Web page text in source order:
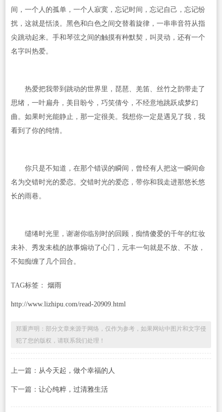
间，一个人的孤单，一个人寂寞，忘记时间，忘记自己，忘记纷
扰，这就是恬淡。黑色和白色之间交替着旋律，一串串音符从指
尖跳动起来。手和琴弦之间的触摸有种默契，叫灵动，还有一个
名字叫热爱。
热爱把我带到跳动的世界里，琵琶、羌笛、丝竹之韵带走了
思绪，一叶扁舟，美目盼兮，巧笑倩兮，不经意地跳跃成梦幻
曲。如果时光能静止，那一定很美。我想你一定是遇见了我，我
看到了你的纯情。
你只是不知道，在那个错误的瞬间，曾经有人把这一瞬间命
名为交错时光的爱恋。交错时光的爱恋，带你和我走进那悠长悠
长的雨巷。
缱绻时光里，谢谢你临别时的回顾，痴情傻爱的千年的红妆
未补、秀发未梳的故事煽动了心门，元丰一句就是不放、不放，
不知痴缠了几个回合。
TAG标签： 烟雨
http://www.lizhipu.com/read-20909.html
郑重声明：部分文章来源于网络，仅作为参考，如果网站中图片和文字侵
犯了您的版权，请联系我们处理！
上一篇： 从今天起，做个幸福的人
下一篇： 让心纯粹，过清雅生活